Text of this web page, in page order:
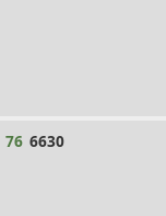
76 6630